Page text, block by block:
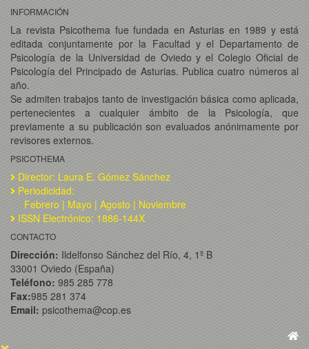
INFORMACIÓN
La revista Psicothema fue fundada en Asturias en 1989 y está
editada conjuntamente por la Facultad y el Departamento de
Psicología de la Universidad de Oviedo y el Colegio Oficial de
Psicología del Principado de Asturias. Publica cuatro números al
año.
Se admiten trabajos tanto de investigación básica como aplicada,
pertenecientes a cualquier ámbito de la Psicología, que
previamente a su publicación son evaluados anónimamente por
revisores externos.
PSICOTHEMA
Director: Laura E. Gómez Sánchez
Periodicidad:
Febrero | Mayo | Agosto | Noviembre
ISSN Electrónico: 1886-144X
CONTACTO
Dirección: Ildelfonso Sánchez del Río, 4, 1º B
33001 Oviedo (España)
Teléfono: 985 285 778
Fax:985 281 374
Email: psicothema@cop.es